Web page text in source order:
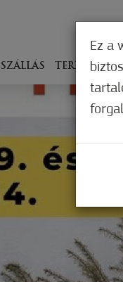
SZÁLLÁS TERÍTÉKEN
Ez a